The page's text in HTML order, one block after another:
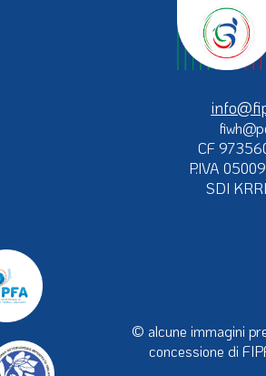
CF
P.IVA
SDI
© alcune immagini
concessione di